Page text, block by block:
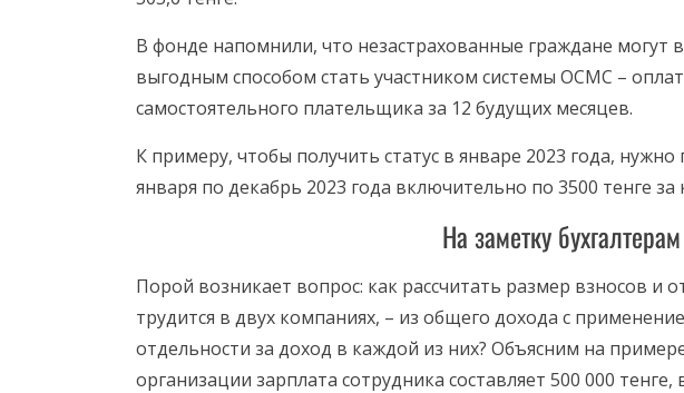
В фонде напомнили, что незастрахованные граждане могут
выгодным способом стать участником системы ОСМС –
самостоятельного плательщика за 12 будущих месяцев.
К примеру, чтобы получить статус в январе 2023 года,
января по декабрь 2023 года включительно по 3500 тенге
На заметку бухгалтерам
Порой возникает вопрос: как рассчитать размер взносов и
трудится в двух компаниях, – из общего дохода с
отдельности за доход в каждой из них? Объясним на
организации зарплата сотрудника составляет 500 000 тенге,